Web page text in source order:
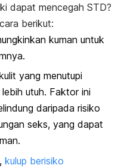
dapat mencegah STD?
berikut:
kuman untuk
yang menutupi
utuh. Faktor ini
daripada risiko
seks, yang dapat
kulup berisiko